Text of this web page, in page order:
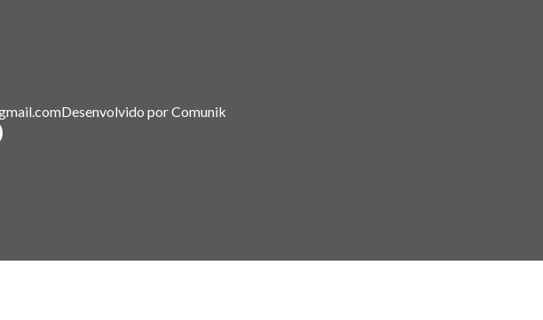
Desenvolvido por Comunik